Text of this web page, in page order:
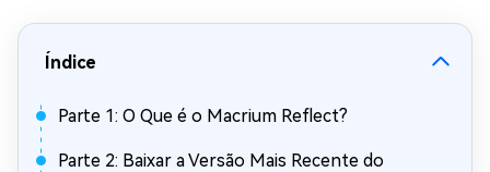
Índice
Parte 1: O Que é o Macrium Reflect?
Parte 2: Baixar a Versão Mais Recente do